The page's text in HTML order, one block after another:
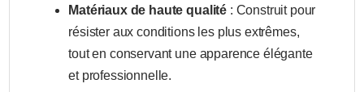
Matériaux de haute qualité : Construit pour
résister aux conditions les plus extrêmes,
tout en conservant une apparence élégante
et professionnelle.